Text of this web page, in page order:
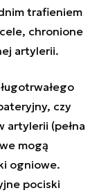
trafieniem
chronione
artylerii.
czy
artylerii (pełna
mogą
ogniowe.
pociski